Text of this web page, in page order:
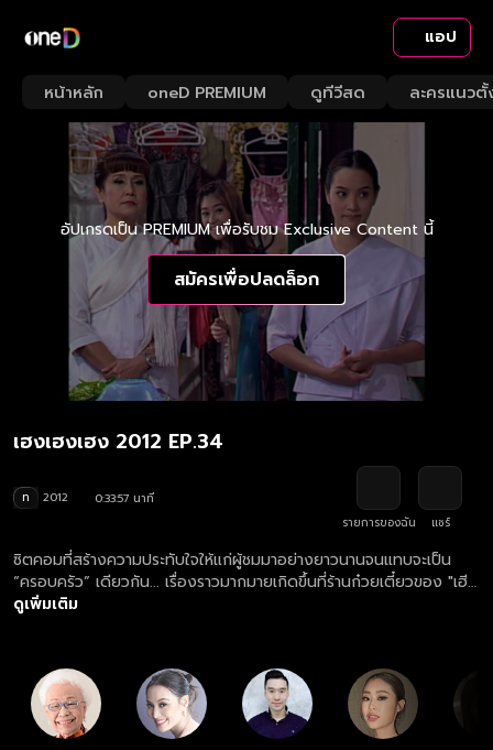
แอป
หน้าหลัก oneD PREMIUM ดูทีวีสด ละครแนวตั้
อัปเกรดเป็น PREMIUM เพื่อรับชม Exclusive Content นี้
สมัครเพื่อปลดล็อก
เฮงเฮงเฮง 2012 EP.34
ท 2012
0:33:57 นาที
รายการของฉัน
แชร์
ซิตคอมที่สร้างความประทับใจให้แก่ผู้ชมมาอย่างยาวนานจนแทบจะเป็น
“ครอบครัว” เดียวกัน... เรื่องราวมากมายเกิดขึ้นที่ร้านก๋วยเตี๋ยวของ "เฮีย
ฮวด" หัวหน้าครอบครัวชาวจีนหัวโบราณ แต่เมื่อยุคสมัยเริ่มเปลี่ยนไป และ
ดูเพิ่มเติม